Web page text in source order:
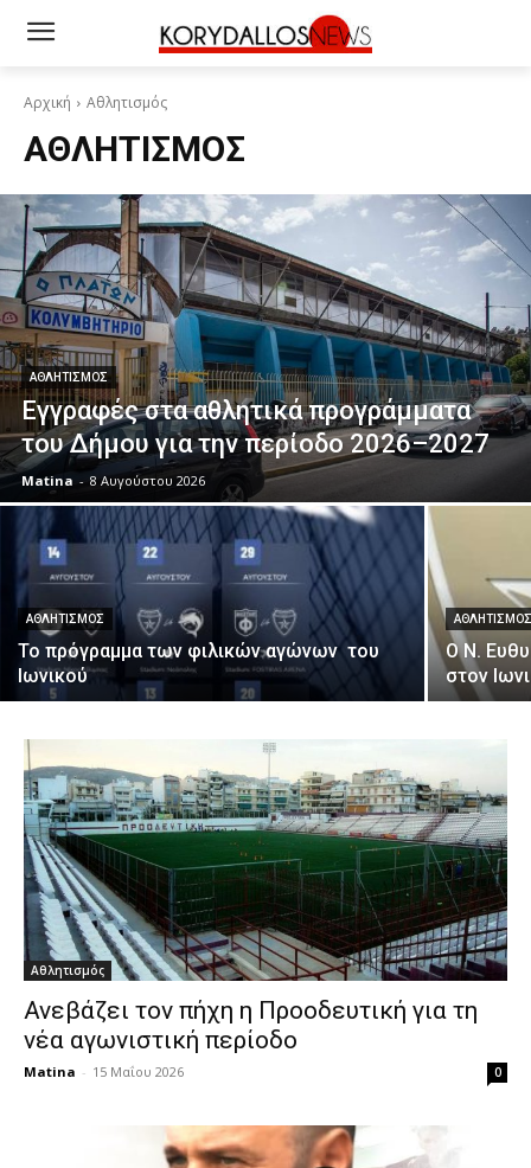
Αρχική Αθλητισμός
ΑΘΛΗΤΙΣΜΌΣ
ΑΘΛΗΤΙΣΜΌΣ
Εγγραφές στα αθλητικά προγράμματα
του Δήμου για την περίοδο 2026–2027
Matina - 8 Αυγούστου 2026
ΑΘΛΗΤΙΣΜΌΣ
Το πρόγραμμα των φιλικών αγώνων του
Ιωνικού
Ο Ν.
στον
Αθλητισμός
Ανεβάζει τον πήχη η Προοδευτική για τη
νέα αγωνιστική περίοδο
Matina - 15 Μαΐου 2026 0